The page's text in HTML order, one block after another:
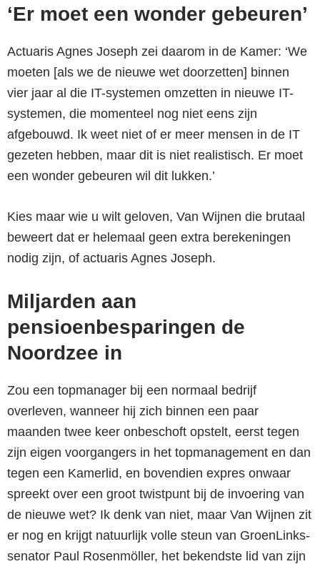
‘Er moet een wonder gebeuren’
Actuaris Agnes Joseph zei daarom in de Kamer: ‘We
moeten [als we de nieuwe wet doorzetten] binnen
vier jaar al die IT-systemen omzetten in nieuwe IT-
systemen, die momenteel nog niet eens zijn
afgebouwd. Ik weet niet of er meer mensen in de IT
gezeten hebben, maar dit is niet realistisch. Er moet
een wonder gebeuren wil dit lukken.’
Kies maar wie u wilt geloven, Van Wijnen die brutaal
beweert dat er helemaal geen extra berekeningen
nodig zijn, of actuaris Agnes Joseph.
Miljarden aan
pensioenbesparingen de
Noordzee in
Zou een topmanager bij een normaal bedrijf
overleven, wanneer hij zich binnen een paar
maanden twee keer onbeschoft opstelt, eerst tegen
zijn eigen voorgangers in het topmanagement en dan
tegen een Kamerlid, en bovendien expres onwaar
spreekt over een groot twistpunt bij de invoering van
de nieuwe wet? Ik denk van niet, maar Van Wijnen zit
er nog en krijgt natuurlijk volle steun van GroenLinks-
senator Paul Rosenmöller, het bekendste lid van zijn